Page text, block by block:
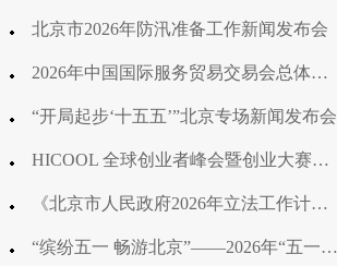
北京市2026年防汛准备工作新闻发布会
2026年中国国际服务贸易交易会总体安排新闻发布会
“开局起步‘十五五’”北京专场新闻发布会
HICOOL 全球创业者峰会暨创业大赛新闻发布会
《北京市人民政府2026年立法工作计划》新闻发布会
“缤纷五一 畅游北京”——2026年“五一”假期文旅系列活动新闻发布会